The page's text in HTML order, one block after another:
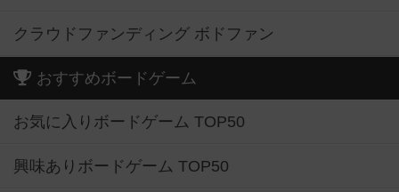
クラウドファンディング ボドファン
おすすめボードゲーム
お気に入りボードゲーム TOP50
興味ありボードゲーム TOP50